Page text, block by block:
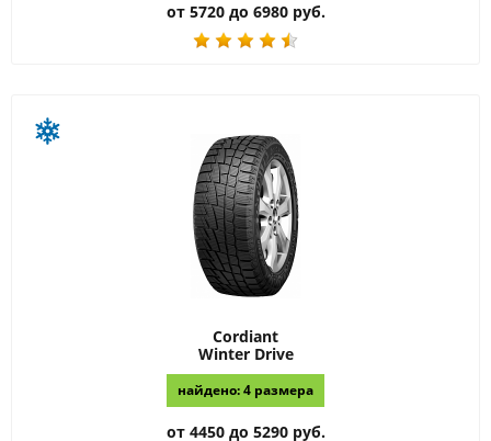
от 5720 до 6980 руб.
Cordiant
Winter Drive
найдено: 4 размера
от 4450 до 5290 руб.